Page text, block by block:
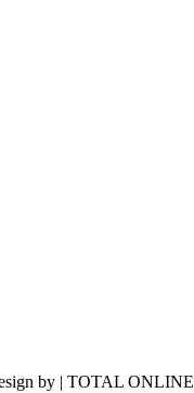
by | TOTAL ONLINE